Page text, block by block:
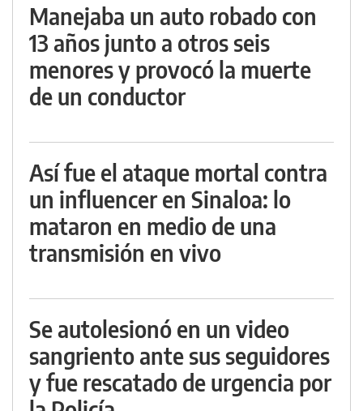
Manejaba un auto robado con
13 años junto a otros seis
menores y provocó la muerte
de un conductor
Así fue el ataque mortal contra
un influencer en Sinaloa: lo
mataron en medio de una
transmisión en vivo
Se autolesionó en un video
sangriento ante sus seguidores
y fue rescatado de urgencia por